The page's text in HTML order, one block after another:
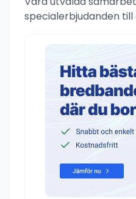
specialerbjudanden till